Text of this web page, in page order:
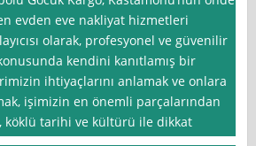
evden eve nakliyat hizmetleri
olarak, profesyonel ve güvenilir
kendini kanıtlamış bir
ihtiyaçlarını anlamak ve onlara
işimizin en önemli parçalarından
köklü tarihi ve kültürü ile dikkat